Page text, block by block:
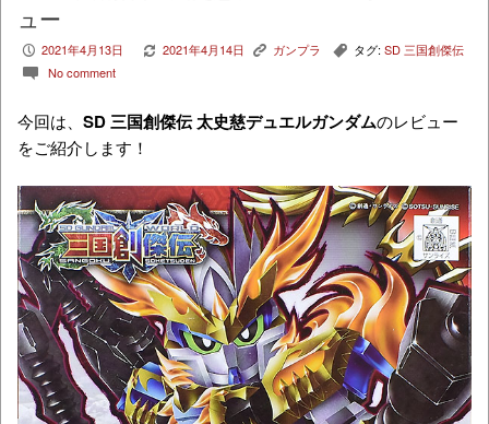
ュー
P 2021年4月13日 V 2021年4月14日 K ガンプラ , タグ: SD 三国創傑伝
c No comment
今回は、 SD 三国創傑伝 太史慈デュエルガンダムのレビュー
をご紹介します！